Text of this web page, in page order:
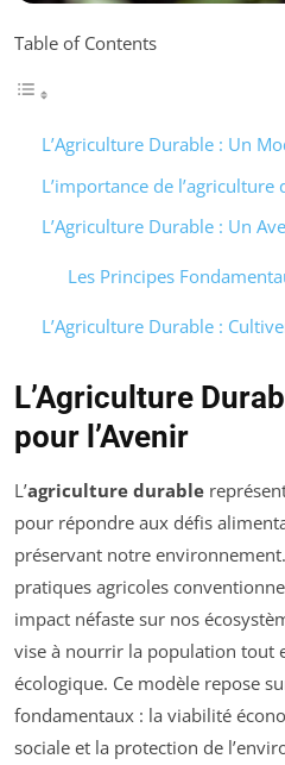
Table of Contents
L’Agriculture Durable : Un
L’importance de l’agriculture
L’Agriculture Durable : Un
Les Principes
L’Agriculture Durable :
L’Agriculture
pour l’Avenir
L’agriculture durable
pour répondre aux défis
préservant notre
pratiques agricoles
impact néfaste sur nos
vise à nourrir la population tout
écologique. Ce modèle repose
fondamentaux : la viabilité
sociale et la protection de